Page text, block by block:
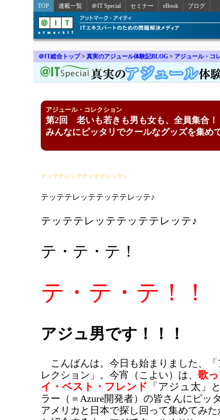
TOP 連載一覧 ＠IT Special セミナー eBook ブログ
＠IT総合トップ> 真実のアジュール体験記BLOG > アジュール・コ
アジュール・コレクション
第2回 老いも若きも男も女も、全員集合！
みんなにピッタリでクールなグッズを集め
テッテテレッテテッテテレッテ♪
テッテテレッテテッテテレッテ♪
テッテテレッテテッテテレッテ♪
テ・テ・テ！
テ・テ・テ！！
アジュ男です！！！
こんばんは。今日も始まりました、「
レクション」。今宵（こよい）は、 歌
イ・ベスト・フレンド 「アジュ太」
ラー（＝Azure開発者）の皆さんにピッ
アメリカと日本で探し回って集めてみ